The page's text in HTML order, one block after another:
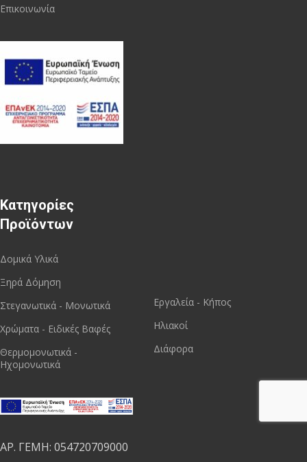
Επικοινωνία
Κατηγορίες
Προϊόντων
Δομικά Υλικά
Ξηρά Δόμηση
Στεγανωτικά - Μονωτικά
Χρώματα - Ειδικές Βαφές
Θερμομονωτικά -
Ηχομονωτικά
ΑΡ. ΓΕΜΗ: 054720709000
Εργαλεία - Κήπος
Ηλιακοί
Διάφορα